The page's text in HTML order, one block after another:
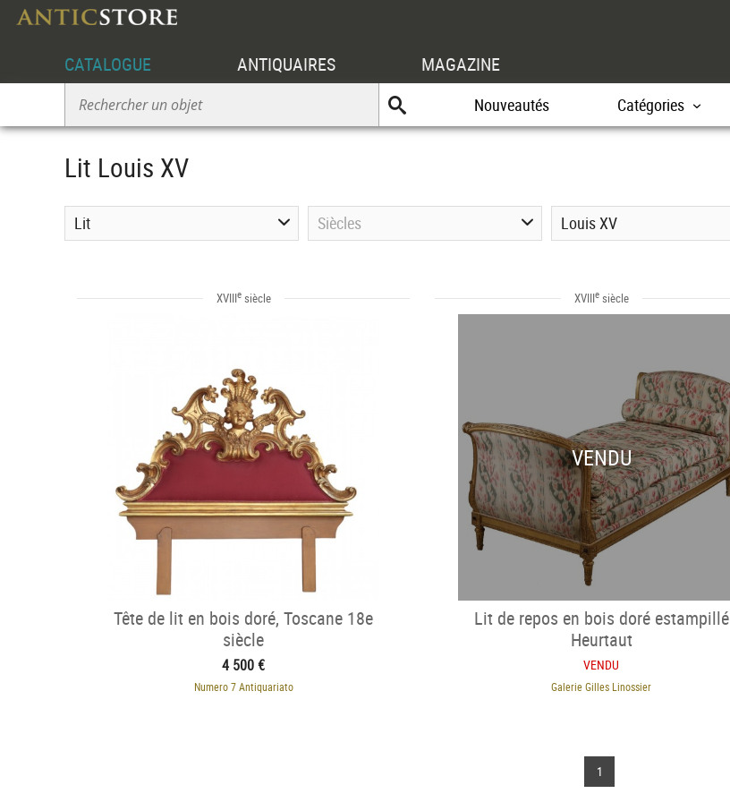
CATALOGUE ANTIQUAIRES MAGAZINE
Nouveautés Catégories
Lit Louis XV
Lit Siècles Louis XV
XVIIIesiècle
Tête de lit en bois doré, Toscane 18e
siècle
4 500 €
Numero 7 Antiquariato
XVIIIesiècle
VENDU
Lit de repos en bois doré estampillé
Heurtaut
VENDU
Galerie Gilles Linossier
1